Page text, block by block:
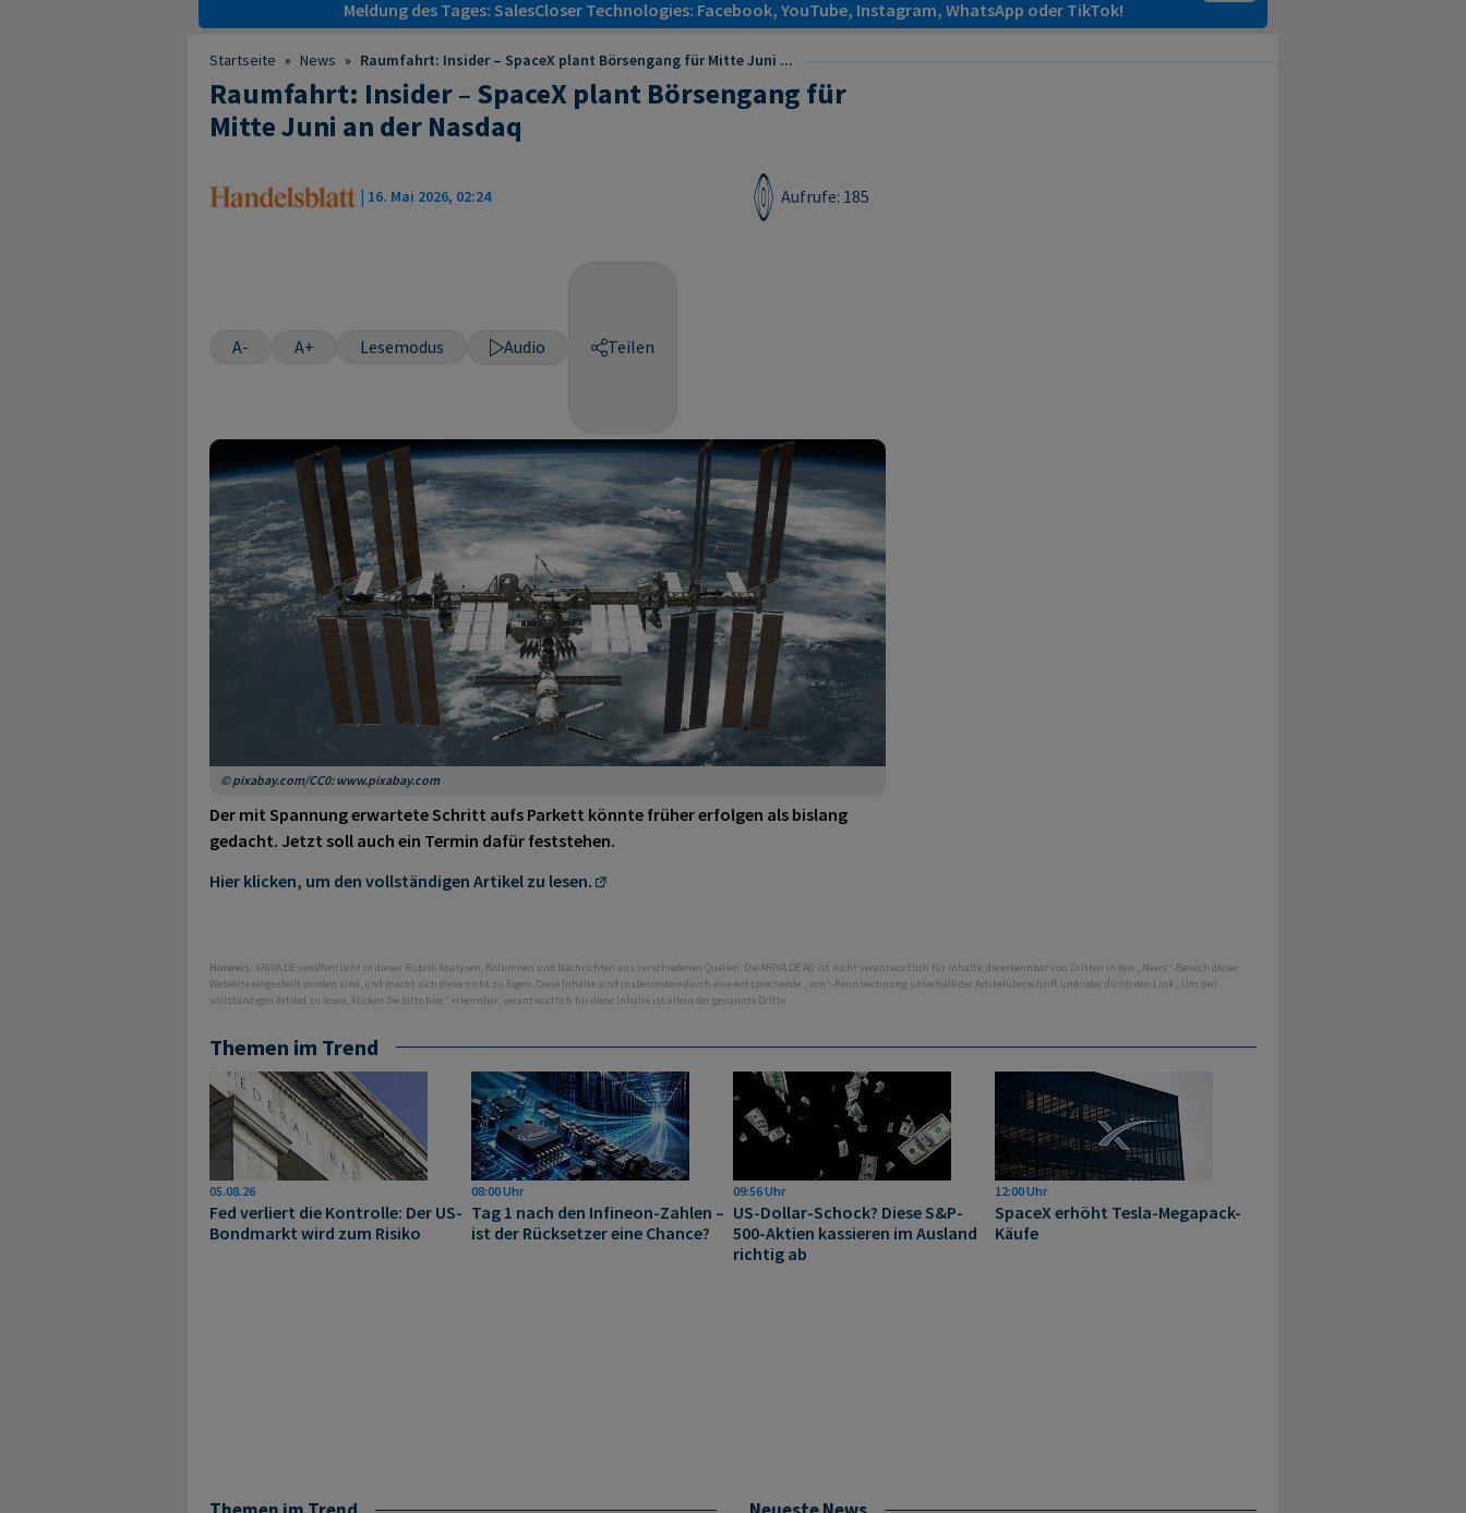
Meldung des Tages: SalesCloser Technologies: Facebook, YouTube, Instagram, WhatsApp oder TikTok!
Startseite » News » Raumfahrt: Insider – SpaceX plant Börsengang für Mitte Juni ...
Raumfahrt: Insider – SpaceX plant Börsengang für
Mitte Juni an der Nasdaq
| 16. Mai 2026, 02:24 Aufrufe: 185
A- A+ Lesemodus Audio Teilen
© pixabay.com/CC0: www.pixabay.com
Der mit Spannung erwartete Schritt aufs Parkett könnte früher erfolgen als bislang
gedacht. Jetzt soll auch ein Termin dafür feststehen.
Hier klicken, um den vollständigen Artikel zu lesen.
Hinweis: ARIVA.DE veröffentlicht in dieser Rubrik Analysen, Kolumnen und Nachrichten aus verschiedenen Quellen. Die ARIVA.DE AG ist nicht verantwortlich für Inhalte, die erkennbar von Dritten in den „News“-Bereich dieser
Webseite eingestellt worden sind, und macht sich diese nicht zu Eigen. Diese Inhalte sind insbesondere durch eine entsprechende „von“-Kennzeichnung unterhalb der Artikelüberschrift und/oder durch den Link „Um den
vollständigen Artikel zu lesen, klicken Sie bitte hier.“ erkennbar; verantwortlich für diese Inhalte ist allein der genannte Dritte.
Themen im Trend
05.08.26
Fed verliert die Kontrolle: Der US-
Bondmarkt wird zum Risiko
08:00 Uhr
Tag 1 nach den Infineon-Zahlen –
ist der Rücksetzer eine Chance?
09:56 Uhr
US-Dollar-Schock? Diese S&P-
500-Aktien kassieren im Ausland
richtig ab
12:00 Uhr
SpaceX erhöht Tesla-Megapack-
Käufe